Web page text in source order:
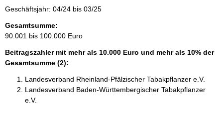
Geschäftsjahr: 04/24 bis 03/25
Gesamtsumme:
90.001 bis 100.000 Euro
Beitragszahler mit mehr als 10.000 Euro und mehr als 10% der
Gesamtsumme (2):
Landesverband Rheinland-Pfälzischer Tabakpflanzer e.V.
Landesverband Baden-Württembergischer Tabakpflanzer
e.V.